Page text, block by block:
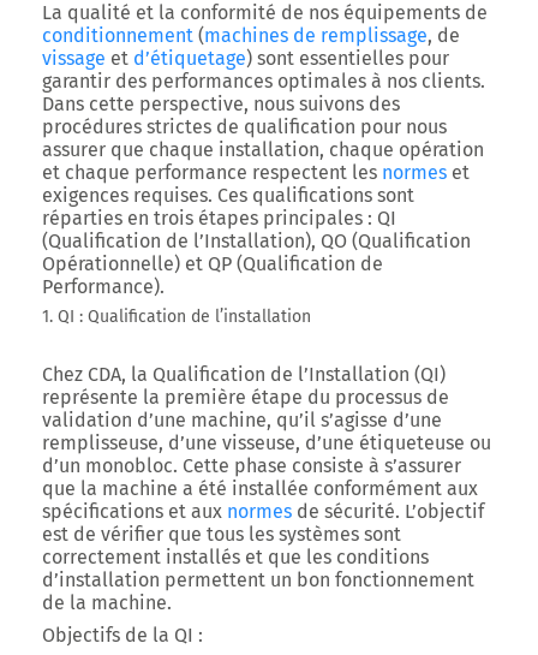
La qualité et la conformité de nos équipements de
conditionnement (machines de remplissage, de
vissage et d’étiquetage) sont essentielles pour
garantir des performances optimales à nos clients.
Dans cette perspective, nous suivons des
procédures strictes de qualification pour nous
assurer que chaque installation, chaque opération
et chaque performance respectent les normes et
exigences requises. Ces qualifications sont
réparties en trois étapes principales : QI
(Qualification de l’Installation), QO (Qualification
Opérationnelle) et QP (Qualification de
Performance).
1. QI : Qualification de l’installation
Chez CDA, la Qualification de l’Installation (QI)
représente la première étape du processus de
validation d’une machine, qu’il s’agisse d’une
remplisseuse, d’une visseuse, d’une étiqueteuse ou
d’un monobloc. Cette phase consiste à s’assurer
que la machine a été installée conformément aux
spécifications et aux normes de sécurité. L’objectif
est de vérifier que tous les systèmes sont
correctement installés et que les conditions
d’installation permettent un bon fonctionnement
de la machine.
Objectifs de la QI :